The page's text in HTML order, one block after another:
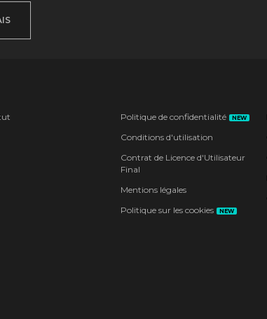
Politique de confidentialité NEW
Conditions d'utilisation
Contrat de Licence d'Utilisateur
Final
Mentions légales
Politique sur les cookies
NEW